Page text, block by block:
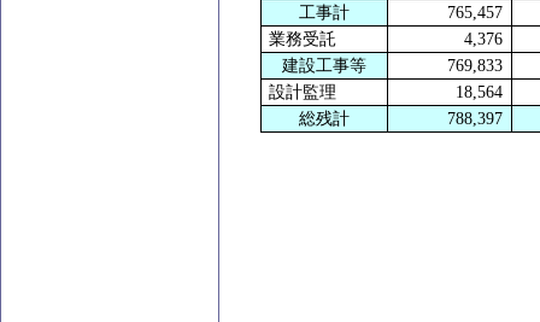
工事計
765,457
業務受託
4,376
建設工事等
769,833
設計監理
18,564
総残計
788,397